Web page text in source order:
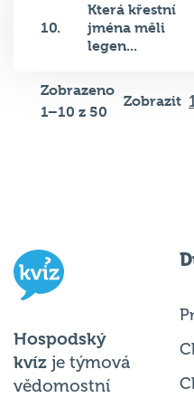
10.
Která křestní
jména měli
legen...
Zobrazeno
1–10 z 50
Zobrazit
Hospodský
kvíz je týmová
vědomostní